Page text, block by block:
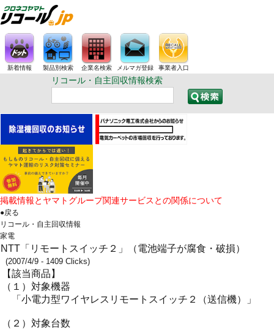
新着情報 製品別検索 企業名検索 メルマガ登録 事業者入口
リコール・自主回収情報検索
掲載情報とヤマトグループ関連サービスとの関係について
●戻る
リコール・自主回収情報
家電
NTT「リモートスイッチ２」（電池端子が腐食・破損）
(2007/4/9 - 1409 Clicks)
【該当商品】
（１）対象機器
「小電力型ワイヤレスリモートスイッチ２（送信機）」
（２）対象台数